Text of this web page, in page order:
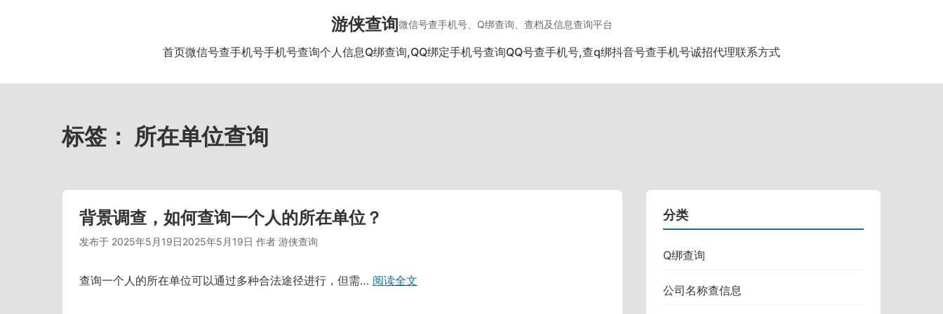
游侠查询微信号查手机号、Q绑查询、查档及信息查询平台
首页微信号查手机号手机号查询个人信息Q绑查询,QQ绑定手机号查询QQ号查手机号,查q绑抖音号查手机号诚招代理联系方式
标签： 所在单位查询
背景调查，如何查询一个人的所在单位？
发布于 2025年5月19日2025年5月19日 作者 游侠查询
查询一个人的所在单位可以通过多种合法途径进行，但需… 阅读全文
分类
Q绑查询
公司名称查信息